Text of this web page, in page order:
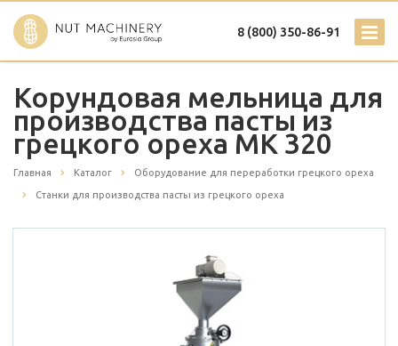
8 (800) 350-86-91
Корундовая мельница для
производства пасты из
грецкого ореха MK 320
Главная Каталог Оборудование для переработки грецкого ореха
Станки для производства пасты из грецкого ореха